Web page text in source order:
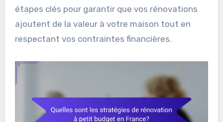
étapes clés pour garantir que vos rénovations
ajoutent de la valeur à votre maison tout en
respectant vos contraintes financières.